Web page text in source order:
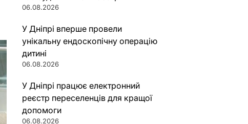
06.08.2026
У Дніпрі вперше провели
унікальну ендоскопічну операцію
дитині
06.08.2026
У Дніпрі працює електронний
реєстр переселенців для кращої
допомоги
06.08.2026